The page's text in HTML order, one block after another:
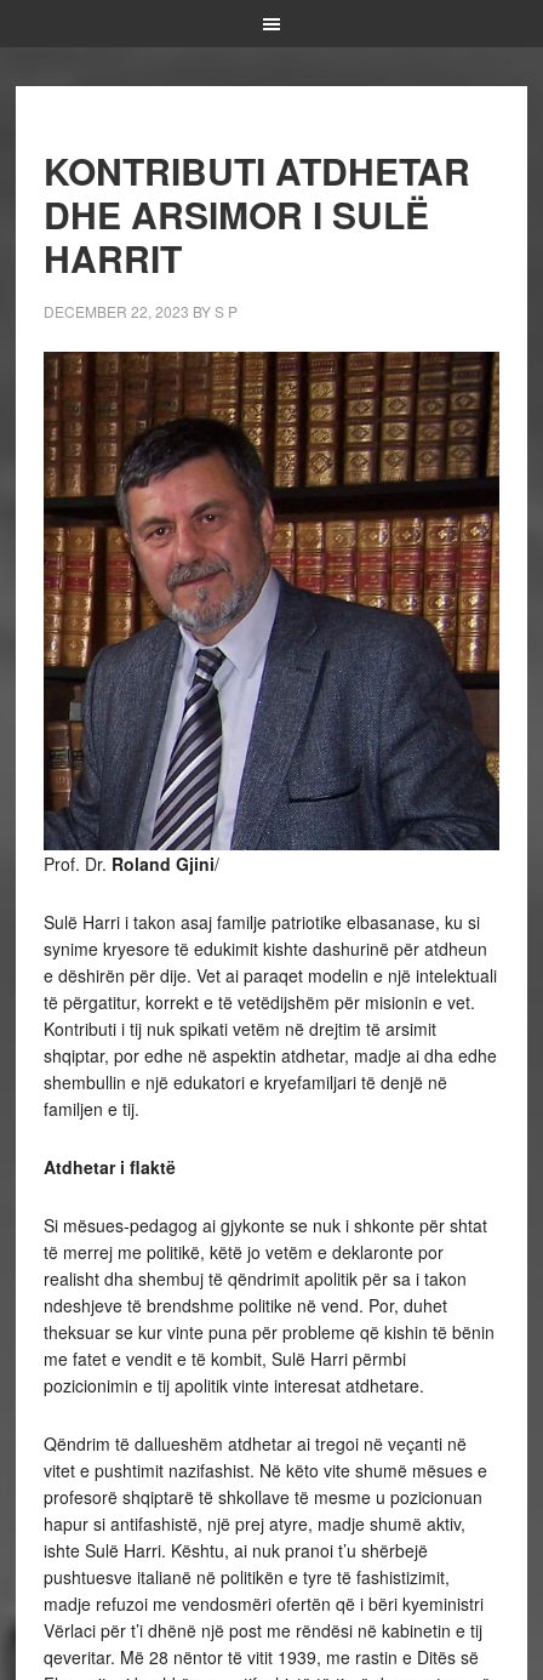
KONTRIBUTI ATDHETAR
DHE ARSIMOR I SULË
HARRIT
DECEMBER 22, 2023 BYS P
Prof. Dr. Roland Gjini/
Sulë Harri i takon asaj familje patriotike elbasanase, ku si
synime kryesore të edukimit kishte dashurinë për atdheun
e dëshirën për dije. Vet ai paraqet modelin e një intelektuali
të përgatitur, korrekt e të vetëdijshëm për misionin e vet.
Kontributi i tij nuk spikati vetëm në drejtim të arsimit
shqiptar, por edhe në aspektin atdhetar, madje ai dha edhe
shembullin e një edukatori e kryefamiljari të denjë në
familjen e tij.
Atdhetar i flaktë
Si mësues-pedagog ai gjykonte se nuk i shkonte për shtat
të merrej me politikë, këtë jo vetëm e deklaronte por
realisht dha shembuj të qëndrimit apolitik për sa i takon
ndeshjeve të brendshme politike në vend. Por, duhet
theksuar se kur vinte puna për probleme që kishin të bënin
me fatet e vendit e të kombit, Sulë Harri përmbi
pozicionimin e tij apolitik vinte interesat atdhetare.
Qëndrim të dallueshëm atdhetar ai tregoi në veçanti në
vitet e pushtimit nazifashist. Në këto vite shumë mësues e
profesorë shqiptarë të shkollave të mesme u pozicionuan
hapur si antifashistë, një prej atyre, madje shumë aktiv,
ishte Sulë Harri. Kështu, ai nuk pranoi t’u shërbejë
pushtuesve italianë në politikën e tyre të fashistizimit,
madje refuzoi me vendosmëri ofertën që i bëri kyeministri
Vërlaci për t’i dhënë një post me rëndësi në kabinetin e tij
qeveritar. Më 28 nëntor të vitit 1939, me rastin e Ditës së